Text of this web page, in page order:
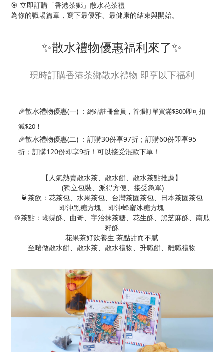
🎯 立即訂購「香港茶鄉」散水花茶禮
為你的職場篇章，寫下最優雅、最健康的結束與開始。
✨散水禮物優惠福利來了✨
現時訂購香港茶鄉散水禮物 即享以下福利
🎉散水禮物優惠(一) ： 網站註冊會員，首張訂單買滿$300即可扣
減$20！
🎉散水禮物優惠(二) ： 訂購30份享97折；訂購60份即享95
折；訂購120份即享9折！可以接受混款下單！
【人氣熱賣散水茶、散水餅、散水茶點推薦】
(獨立包裝、派得方便、接受急單)
🍵茶飲：花茶包、水果茶包、台灣茶園茶包、日本茶園茶包
即沖黑糖方塊、即沖蜂蜜冰糖方塊
🍪茶點：蝴蝶酥、曲奇、宇治抹茶糖、花生酥、黑芝麻酥、南瓜
籽酥
花果茶好飲養生 茶點甜而不膩
至啱做散水餅、散水茶、散水禮物、升職餅、離職禮物